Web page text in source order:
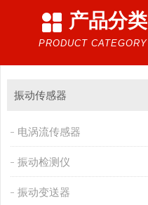
产品分类
PRODUCT CATEGORY
振动传感器
电涡流传感器
振动检测仪
振动变送器